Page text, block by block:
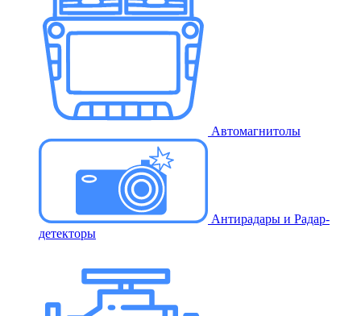
Автомагнитолы
Антирадары и Радар-
детекторы